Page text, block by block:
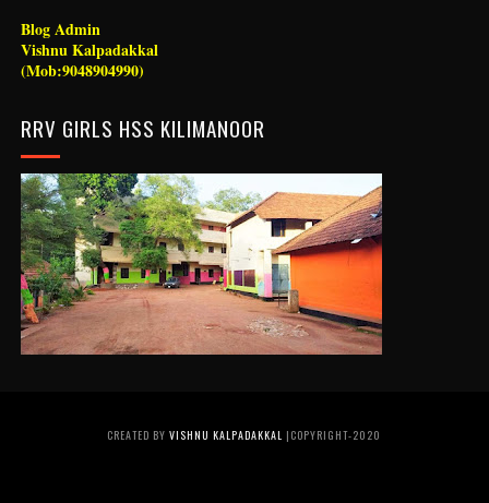
Blog Admin
Vishnu Kalpadakkal
(Mob:9048904990)
RRV GIRLS HSS KILIMANOOR
CREATED BYVISHNU KALPADAKKAL |COPYRIGHT-2020